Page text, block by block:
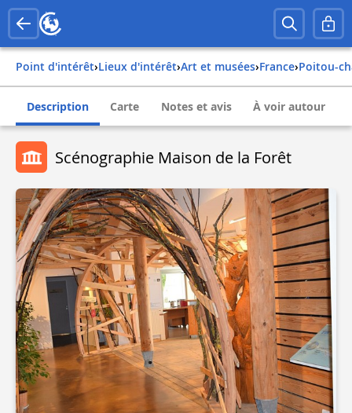
Point d'intérêt› Lieux d'intérêt› Art et musées› france› poitou-
Description Carte Notes et avis À voir autour
Scénographie Maison de la Forêt